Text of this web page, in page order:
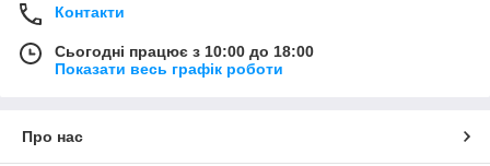
Контакти
Сьогодні працює з 10:00 до 18:00
Показати весь графік роботи
Про нас